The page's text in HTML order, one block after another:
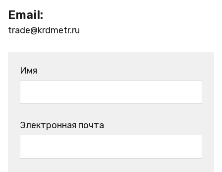
Email:
trade@krdmetr.ru
Имя
Электронная почта